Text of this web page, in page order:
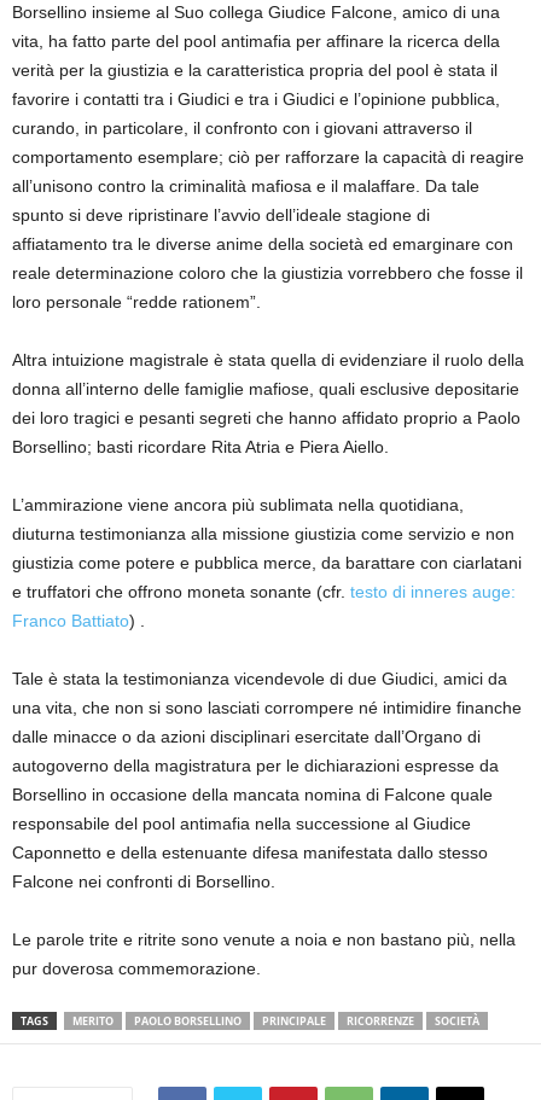
Borsellino insieme al Suo collega Giudice Falcone, amico di una
vita, ha fatto parte del pool antimafia per affinare la ricerca della
verità per la giustizia e la caratteristica propria del pool è stata il
favorire i contatti tra i Giudici e tra i Giudici e l’opinione pubblica,
curando, in particolare, il confronto con i giovani attraverso il
comportamento esemplare; ciò per rafforzare la capacità di reagire
all’unisono contro la criminalità mafiosa e il malaffare. Da tale
spunto si deve ripristinare l’avvio dell’ideale stagione di
affiatamento tra le diverse anime della società ed emarginare con
reale determinazione coloro che la giustizia vorrebbero che fosse il
loro personale “redde rationem”.
Altra intuizione magistrale è stata quella di evidenziare il ruolo della
donna all’interno delle famiglie mafiose, quali esclusive depositarie
dei loro tragici e pesanti segreti che hanno affidato proprio a Paolo
Borsellino; basti ricordare Rita Atria e Piera Aiello.
L’ammirazione viene ancora più sublimata nella quotidiana,
diuturna testimonianza alla missione giustizia come servizio e non
giustizia come potere e pubblica merce, da barattare con ciarlatani
e truffatori che offrono moneta sonante (cfr. testo di inneres auge:
Franco Battiato) .
Tale è stata la testimonianza vicendevole di due Giudici, amici da
una vita, che non si sono lasciati corrompere né intimidire finanche
dalle minacce o da azioni disciplinari esercitate dall’Organo di
autogoverno della magistratura per le dichiarazioni espresse da
Borsellino in occasione della mancata nomina di Falcone quale
responsabile del pool antimafia nella successione al Giudice
Caponnetto e della estenuante difesa manifestata dallo stesso
Falcone nei confronti di Borsellino.
Le parole trite e ritrite sono venute a noia e non bastano più, nella
pur doverosa commemorazione.
TAGS MERITO PAOLO BORSELLINO PRINCIPALE RICORRENZE SOCIETÀ